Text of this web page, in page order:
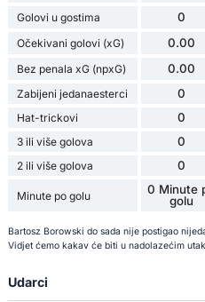
Golovi u gostima 0
Očekivani golovi (xG) 0.00
Bez penala xG (npxG) 0.00
Zabijeni jedanaesterci 0
Hat-trickovi 0
3 ili više golova 0
2 ili više golova 0
Minute po golu
0 Minute
golu
Bartosz Borowski do sada nije postigao
Vidjet ćemo kakav će biti u nadolazećim
Udarci